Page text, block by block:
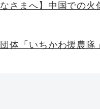
なさまへ】中国での
体「いちかわ援農隊